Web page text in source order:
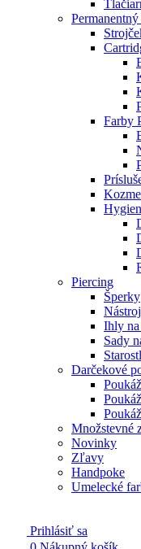
Farby
Piercing
Šperky
Ihly
Sady
Darčekové
Množstevné
Novinky
Zľavy
Handpoke
Umelecké
Prihlásiť sa